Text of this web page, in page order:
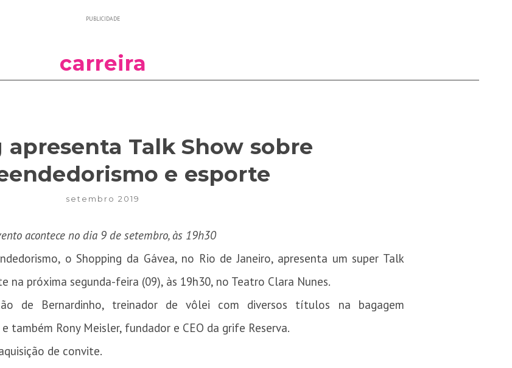
PUBLICIDADE
carreira
Talk Show sobre
e esporte
setembro 2019
acontece no dia 9 de setembro, às 19h30
o Shopping da Gávea, no Rio de Janeiro, apresenta um super Talk
na próxima segunda-feira (09), às 19h30, no Teatro Clara Nunes.
de Bernardinho, treinador de vôlei com diversos títulos na bagagem
Rony Meisler, fundador e CEO da grife Reserva.
de convite.